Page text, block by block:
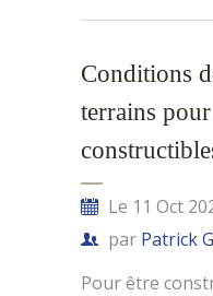
Conditions
terrains
Le 11 Oct
par Patrick
Pour être